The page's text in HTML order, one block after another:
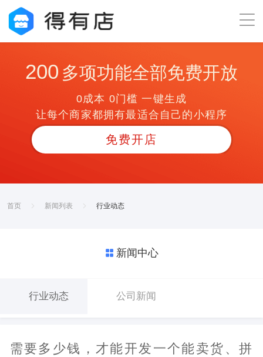
200 多项功能全部免费开放
0成本 0门槛 一键生成
让每个商家都拥有最适合自己的小程序
免费开店
首页 新闻列表 行业动态
新闻中心
行业动态 公司新闻
需要多少钱，才能开发一个能卖货、拼